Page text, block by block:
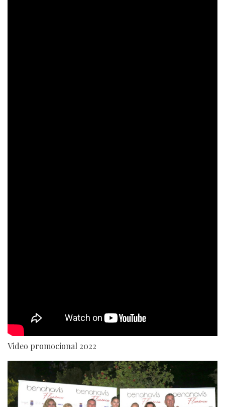
Video promocional 2022